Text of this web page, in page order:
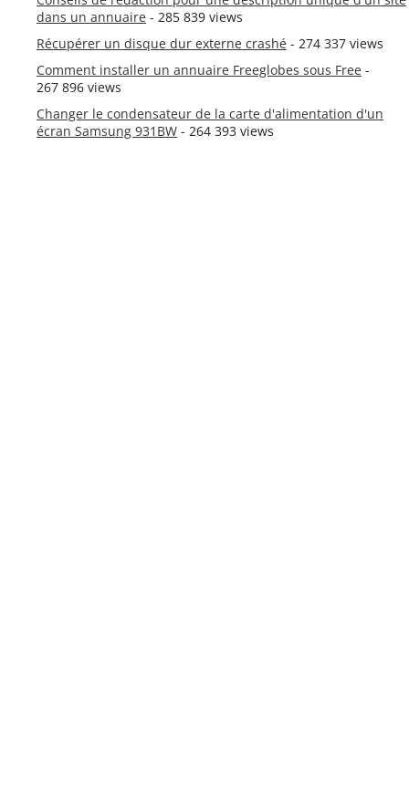
dans un annuaire - 285 839 views
Récupérer un disque dur externe crashé - 274 337 views
Comment installer un annuaire Freeglobes sous Free -
267 896 views
Changer le condensateur de la carte d'alimentation d'un
écran Samsung 931BW - 264 393 views